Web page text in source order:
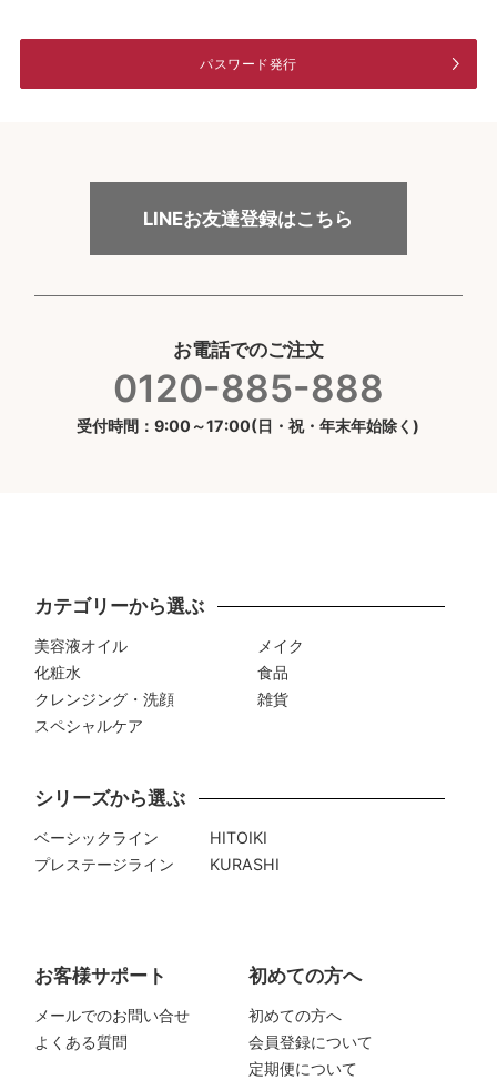
パスワード発行
LINEお友達登録はこちら
お電話でのご注文
0120-885-888
受付時間：9:00～17:00(日・祝・年末年始除く)
カテゴリーから選ぶ
美容液オイル
化粧水
クレンジング・洗顔
スペシャルケア
メイク
食品
雑貨
シリーズから選ぶ
ベーシックライン
プレステージライン
HITOIKI
KURASHI
お客様サポート
メールでのお問い合せ
よくある質問
初めての方へ
初めての方へ
会員登録について
定期便について